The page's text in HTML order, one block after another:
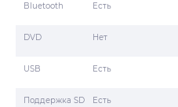
Bluetooth Есть
DVD Нет
USB Есть
Поддержка SD Есть